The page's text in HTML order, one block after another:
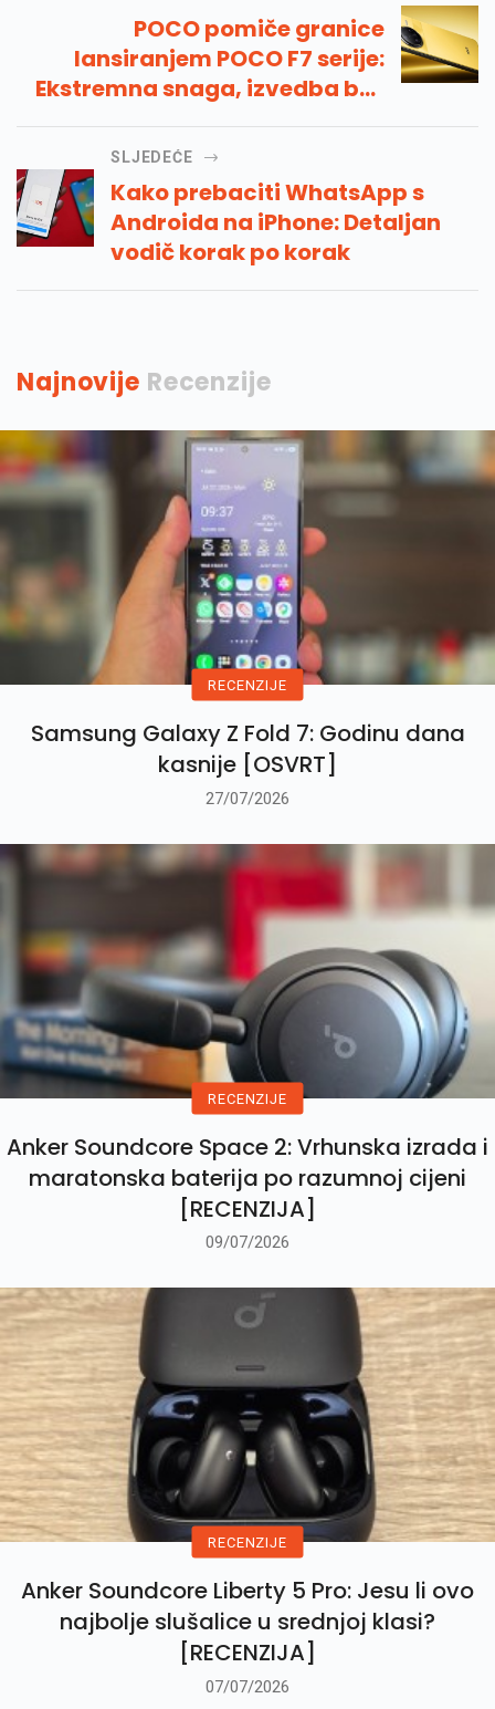
POCO pomiče granice
lansiranjem POCO F7 serije:
Ekstremna snaga, izvedba bez
napora
SLJEDEĆE
Kako prebaciti WhatsApp s
Androida na iPhone: Detaljan
vodič korak po korak
Najnovije Recenzije
RECENZIJE
Samsung Galaxy Z Fold 7: Godinu dana
kasnije [OSVRT]
27/07/2026
RECENZIJE
Anker Soundcore Space 2: Vrhunska izrada i
maratonska baterija po razumnoj cijeni
[RECENZIJA]
09/07/2026
RECENZIJE
Anker Soundcore Liberty 5 Pro: Jesu li ovo
najbolje slušalice u srednjoj klasi?
[RECENZIJA]
07/07/2026